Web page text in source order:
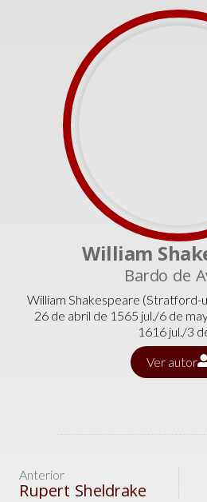
William
Bardo de
William Shakespeare (Stratford-
26 de abril de 1565 jul./6 de
1616 jul./3
Ver autor
Anterior
Rupert Sheldrake